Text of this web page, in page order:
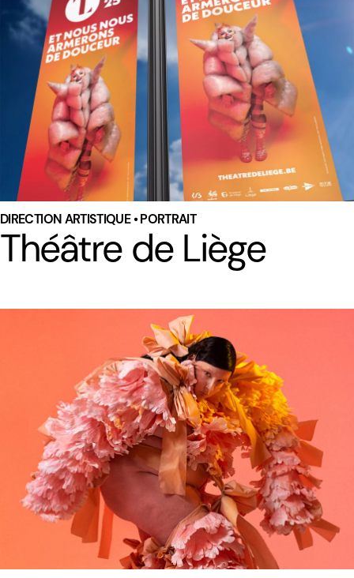
DIRECTION ARTISTIQUE • PORTRAIT
Théâtre de Liège